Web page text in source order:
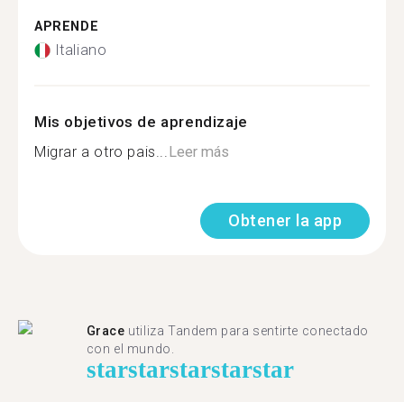
APRENDE
Italiano
Mis objetivos de aprendizaje
Migrar a otro pais...Leer más
Obtener la app
Grace utiliza Tandem para sentirte conectado
con el mundo.
starstarstarstarstar